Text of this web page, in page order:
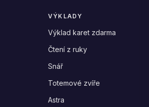
VÝKLADY
Výklad karet zdarma
Čtení z ruky
Snář
Totemové zvíře
Astra